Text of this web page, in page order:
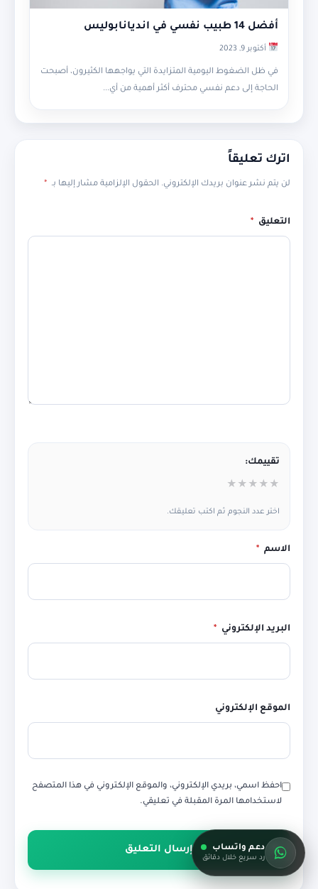
أفضل 14 طبيب نفسي في انديانابوليس
أكتوبر 9, 2023
في ظل الضغوط اليومية المتزايدة التي يواجهها الكثيرون، أصبحت
الحاجة إلى دعم نفسي محترف أكثر أهمية من أي...
اترك تعليقاً
لن يتم نشر عنوان بريدك الإلكتروني. الحقول الإلزامية مشار إليها بـ *
التعليق *
تقييمك:
★
★
★
★
★
اختر عدد النجوم ثم اكتب تعليقك.
الاسم *
البريد الإلكتروني *
الموقع الإلكتروني
احفظ اسمي، بريدي الإلكتروني، والموقع الإلكتروني في هذا المتصفح
لاستخدامها المرة المقبلة في تعليقي.
دعم واتساب
رد سريع خلال دقائق